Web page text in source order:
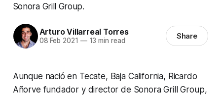
Sonora Grill Group.
Arturo Villarreal Torres
08 Feb 2021 —13 min read Share
Aunque nació en Tecate, Baja California, Ricardo
Añorve fundador y director de Sonora Grill Group,